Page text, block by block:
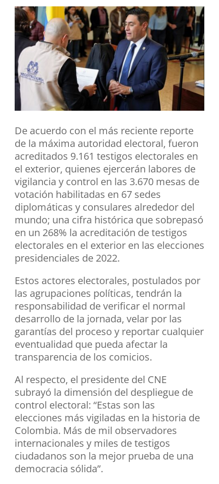
De acuerdo con el más reciente reporte
de la máxima autoridad electoral, fueron
acreditados 9.161 testigos electorales en
el exterior, quienes ejercerán labores de
vigilancia y control en las 3.670 mesas de
votación habilitadas en 67 sedes
diplomáticas y consulares alrededor del
mundo; una cifra histórica que sobrepasó
en un 268% la acreditación de testigos
electorales en el exterior en las elecciones
presidenciales de 2022.
Estos actores electorales, postulados por
las agrupaciones políticas, tendrán la
responsabilidad de verificar el normal
desarrollo de la jornada, velar por las
garantías del proceso y reportar cualquier
eventualidad que pueda afectar la
transparencia de los comicios.
Al respecto, el presidente del CNE
subrayó la dimensión del despliegue de
control electoral: “Estas son las
elecciones más vigiladas en la historia de
Colombia. Más de mil observadores
internacionales y miles de testigos
ciudadanos son la mejor prueba de una
democracia sólida”.